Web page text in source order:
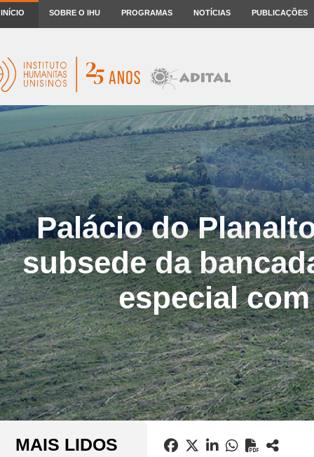
INÍCIO SOBRE O IHU PROGRAMAS NOTÍCIAS PUBLICAÇÕES
Palácio do
subsede da
especial
MAIS LIDOS